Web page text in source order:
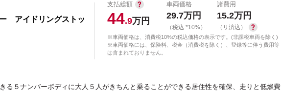
アイドリングストッ
支払総額
44.9万円
車両価格
29.7万円
（税込 *10%）
諸費用
15.2万円
（リ済込）
※車両価格は、消費税10%の税込価格の表示です。(非課税車両を除く)
※車両価格には、保険料、税金（消費税を除く）、登録等に伴う費用等
は含まれておりません。
る５ナンバーボディに大人５人がきちんと乗ることができる居住性を確保、走りと低燃費